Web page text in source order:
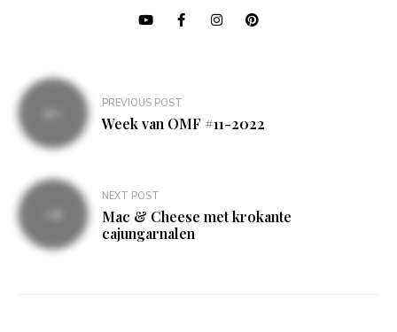
Bericht
navigatie
PREVIOUS POST
Week van OMF #11-2022
NEXT POST
Mac & Cheese met krokante
cajungarnalen